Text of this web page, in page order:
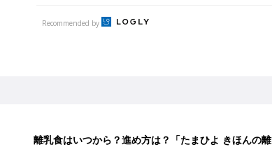
Recommended by
離乳食はいつから？進め方は？「たまひよ きほんの離